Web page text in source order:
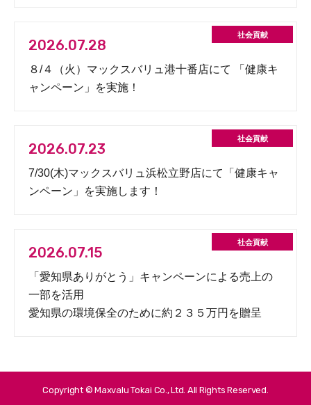
2026.07.28
８/４（火）マックスバリュ港十番店にて 「健康キ
ャンペーン」を実施！
2026.07.23
7/30(木)マックスバリュ浜松立野店にて「健康キャ
ンペーン」を実施します！
2026.07.15
「愛知県ありがとう」キャンペーンによる売上の
一部を活用
愛知県の環境保全のために約２３５万円を贈呈
Copyright © Maxvalu Tokai Co., Ltd. All Rights Reserved.